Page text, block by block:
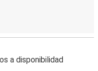
a disponibilidad